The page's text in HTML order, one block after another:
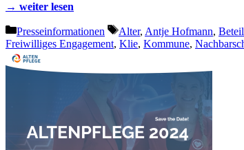
→ weiter lesen
Kategorien
Presseinformationen Schlagwörter
Alter, Antje Hofmann,
Freiwilliges Engagement, Klie, Kommune,